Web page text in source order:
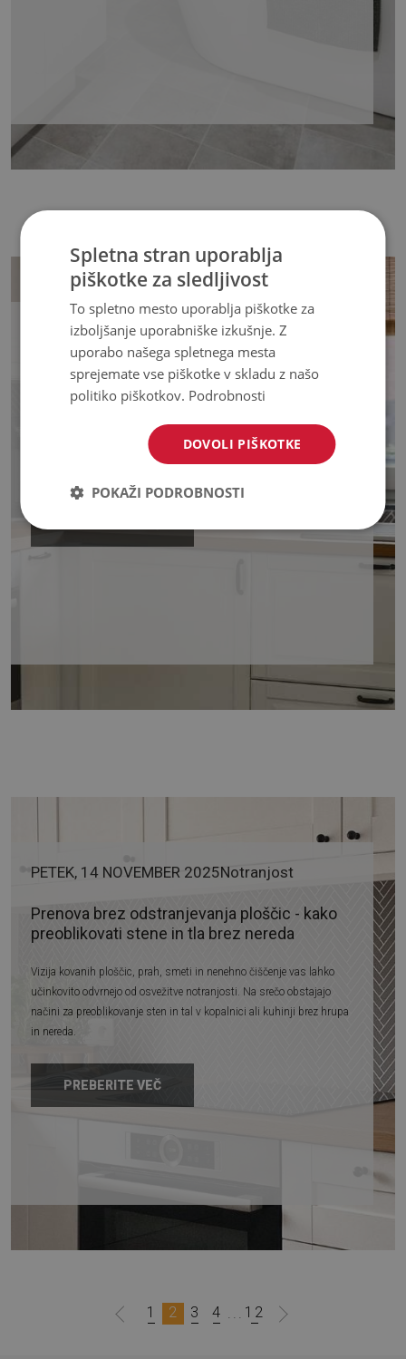
PONEDELJEK, 8 DECEMBER 2025Blog
Kako izbrati barvo ploščic za kuhinjsko
pohištvo - pravila, ki bodo olajšala izbiro
Izbira pravih ploščic za kuhinjo je izjemnega pomena za videz
celotnega interierja - stena nad pultom je tista, ki pogosto najprej
PETEK, 14 NOVEMBER 2025Notranjost
Prenova brez odstranjevanja ploščic - kako
preoblikovati stene in tla brez nereda
Vizija kovanih ploščic, prah, smeti in nenehno čiščenje vas lahko
učinkovito odvrnejo od osvežitve notranjosti. Na srečo obstajajo
načini za preoblikovanje sten in tal v kopalnici ali kuhinji brez hrupa
in nereda.
PREBERITE VEČ
1 2 3 4 ... 12
Spletna stran uporablja
piškotke za sledljivost
To spletno mesto uporablja piškotke za
izboljšanje uporabniške izkušnje. Z
uporabo našega spletnega mesta
sprejemate vse piškotke v skladu z našo
politiko piškotkov. Podrobnosti
DOVOLI PIŠKOTKE
POKAŽI PODROBNOSTI